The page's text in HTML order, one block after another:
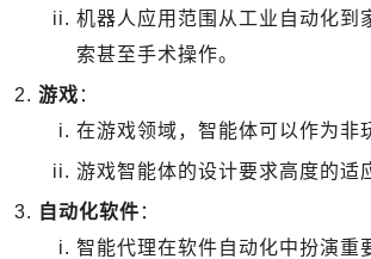
机器人应用范围从工业自动化到
索甚至手术操作。
游戏 ：
在游戏领域，智能体可以作为
游戏智能体的设计要求高度的适
自动化软件 ：
智能代理在软件自动化中扮演重